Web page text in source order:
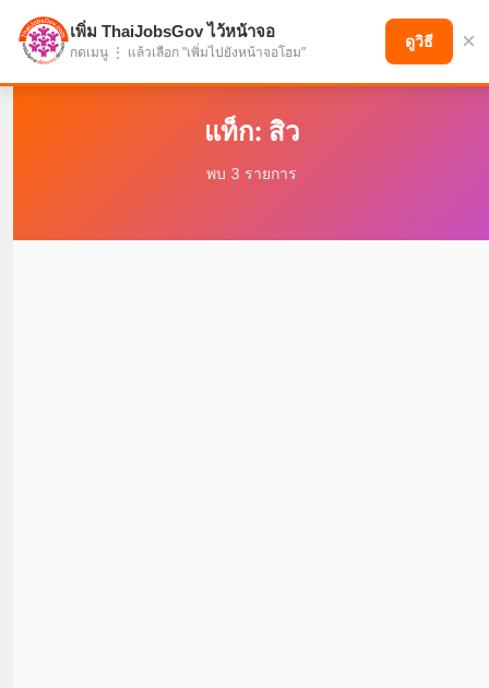
แบ่งปันโอกาส เพื่ออนาคตที่ก้าวหน้า
แท็ก: สิว
พบ 3 รายการ
เพิ่ม ThaiJobsGov ไว้หน้าจอ
กดเมนู ⋮ แล้วเลือก "เพิ่มไปยังหน้าจอโฮม"
ดูวิธี ×